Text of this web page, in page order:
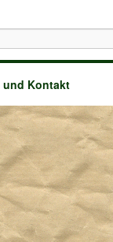
und Kontakt